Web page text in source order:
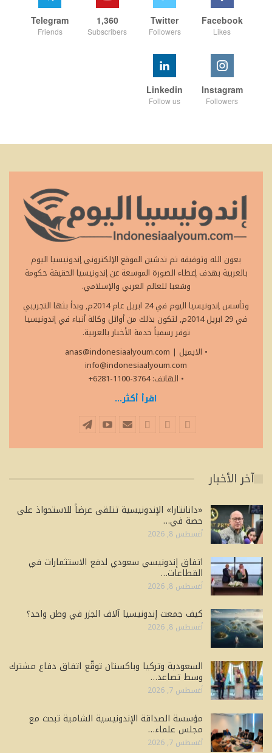
Facebook
Likes
Twitter
Followers
1,360
Subscribers
Telegram
Friends
Instagram
Followers
Linkedin
Follow us
بعون الله وتوفيقه تم تدشين الموقع الإلكتروني إندونيسيا اليوم
بالعربية بهدف إعطاء الصورة الموسعة عن إندونيسيا الحقيقة حكومة
وشعبا للعالم العربي والإسلامي.
وتأسس إندونيسيا اليوم في 24 ابريل عام 2014م, وبدأ بثها التجريبي
في 29 ابريل 2014م, لتكون بذلك من أوائل وكالة أنباء في إندونيسيا
توفر رسمياً خدمة الأخبار بالعربية.
• الايميل
anas@indonesiaalyoum.com |
info@indonesiaalyoum.com
• الهاتف: 3764-1100-6281+
اقرأ أكثر...
آخر الأخبار
«دانانتارا» الإندونيسية تتلقى عرضاً للاستحواذ على
حصة في…
أغسطس 8, 2026
اتفاق إندونيسي سعودي لدفع الاستثمارات في
القطاعات…
أغسطس 8, 2026
كيف جمعت إندونيسيا آلاف الجزر في وطن واحد؟
أغسطس 8, 2026
السعودية وتركيا وباكستان توقّع اتفاق دفاع مشترك
وسط تصاعد…
أغسطس 7, 2026
مؤسسة الصداقة الإندونيسية الشامية تبحث مع
مجلس علماء…
أغسطس 7, 2026